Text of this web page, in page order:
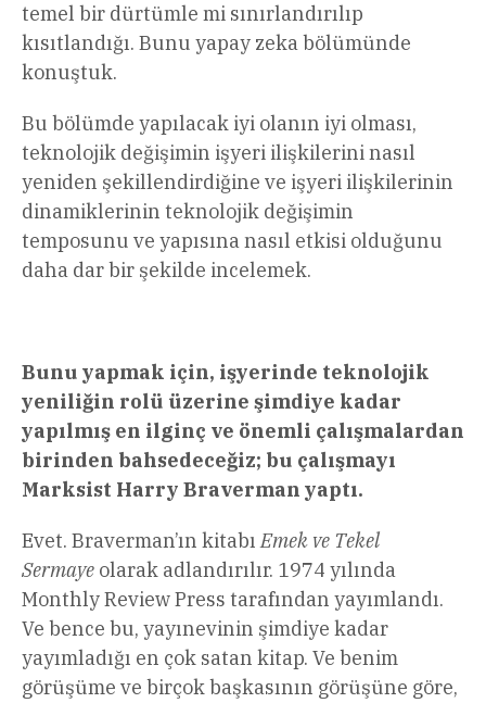
temel bir dürtümle mi sınırlandırılıp
kısıtlandığı. Bunu yapay zeka bölümünde
konuştuk.
Bu bölümde yapılacak iyi olanın iyi olması,
teknolojik değişimin işyeri ilişkilerini nasıl
yeniden şekillendirdiğine ve işyeri ilişkilerinin
dinamiklerinin teknolojik değişimin
temposunu ve yapısına nasıl etkisi olduğunu
daha dar bir şekilde incelemek.
Bunu yapmak için, işyerinde teknolojik
yeniliğin rolü üzerine şimdiye kadar
yapılmış en ilginç ve önemli çalışmalardan
birinden bahsedeceğiz; bu çalışmayı
Marksist Harry Braverman yaptı.
Evet. Braverman’ın kitabıEmek ve Tekel
Sermaye olarak adlandırılır. 1974 yılında
Monthly Review Press tarafından yayımlandı.
Ve bence bu, yayınevinin şimdiye kadar
yayımladığı en çok satan kitap. Ve benim
görüşüme ve birçok başkasının görüşüne göre,